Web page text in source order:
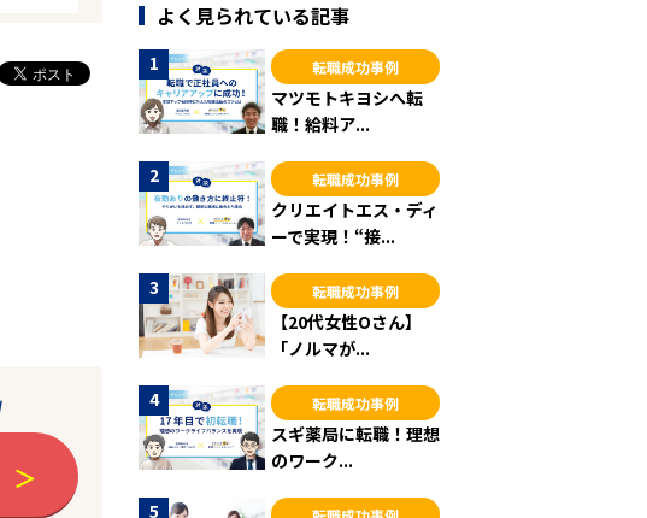
よく見られている記事
転職成功事例
マツモトキヨシへ転
職！給料ア...
転職成功事例
クリエイトエス・ディ
ーで実現！“接...
転職成功事例
【20代女性Oさん】
「ノルマが...
転職成功事例
スギ薬局に転職！理想
のワーク...